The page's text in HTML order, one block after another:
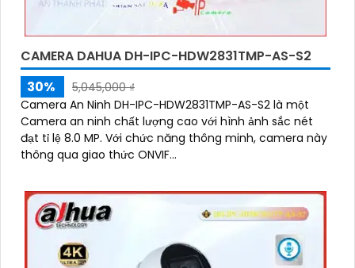
CAMERA DAHUA DH-IPC-HDW2831TMP-AS-S2
30%
5,045,000 ₫
Camera An Ninh DH-IPC-HDW2831TMP-AS-S2 là một
Camera an ninh chất lượng cao với hình ảnh sắc nét
đạt tỉ lệ 8.0 MP. Với chức năng thông minh, camera này
thông qua giao thức ONVIF...